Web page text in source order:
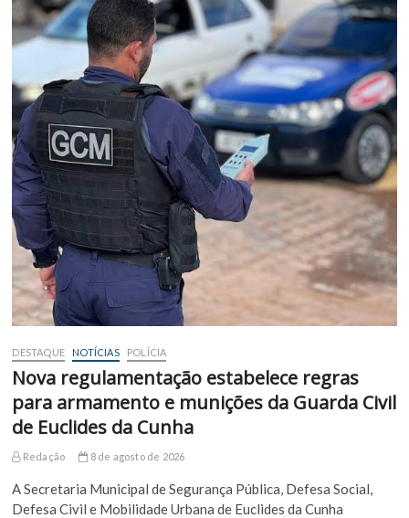
DESTAQUE NOTÍCIAS POLÍCIA
Nova regulamentação estabelece regras
para armamento e munições da Guarda Civil
de Euclides da Cunha
Redação 8 de agosto de 2026
A Secretaria Municipal de Segurança Pública, Defesa Social,
Defesa Civil e Mobilidade Urbana de Euclides da Cunha